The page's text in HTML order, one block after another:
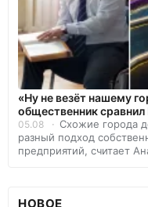
«Ну не везёт нашему
общественник
05.08
Схожие города
разный подход
предприятий, считает
НОВОЕ